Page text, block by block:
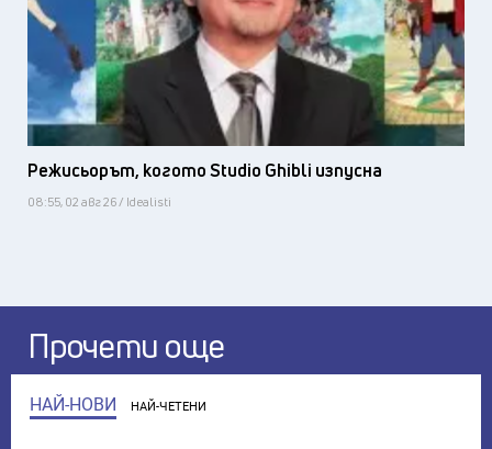
Режисьорът, когото Studio Ghibli изпусна
08:55, 02 авг 26 / Idealisti
Прочети още
НАЙ-НОВИ НАЙ-ЧЕТЕНИ